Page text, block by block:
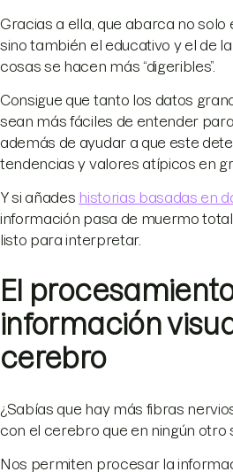
Gracias a ella, que abarca no solo
sino también el educativo y el de la
cosas se hacen más “digeribles”.
Consigue que tanto los datos
sean más fáciles de entender
además de ayudar a que este
tendencias y valores atípicos en
Y si añades historias basadas en
información pasa de muermo
listo para interpretar.
El
información
cerebro
¿Sabías que hay más fibras
con el cerebro que en ningún otro
Nos permiten procesar la